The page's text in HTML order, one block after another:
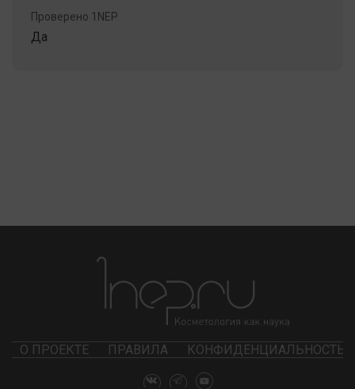
Проверено 1NEP
Да
О ПРОЕКТЕ ПРАВИЛА КОНФИДЕНЦИАЛЬНОСТЬ